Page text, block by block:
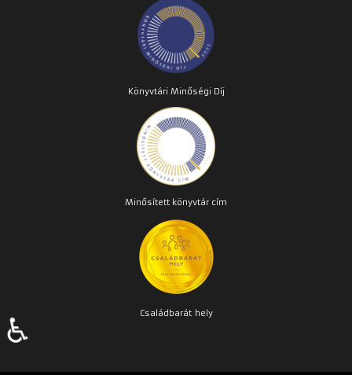
Könyvtári Minőségi Díj
Minősített könyvtár cím
Családbarát hely